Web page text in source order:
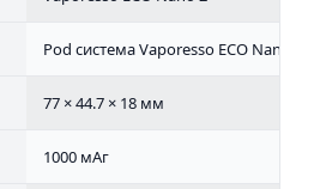
Pod система Vaporesso ECO Nano
77 × 44.7 × 18 мм
1000 мАг